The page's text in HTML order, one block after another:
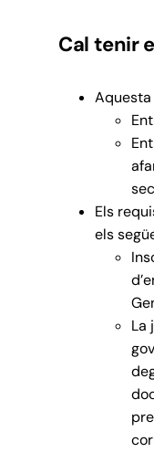
Cal tenir
Els
els
La